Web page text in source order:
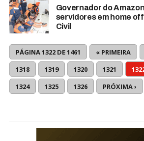
Governador do
servidores em home
Civil
PÁGINA 1322 DE 1461 « PRIMEIRA
1318
1319 1320 1321
1324
1325 1326 PRÓXIMA ›